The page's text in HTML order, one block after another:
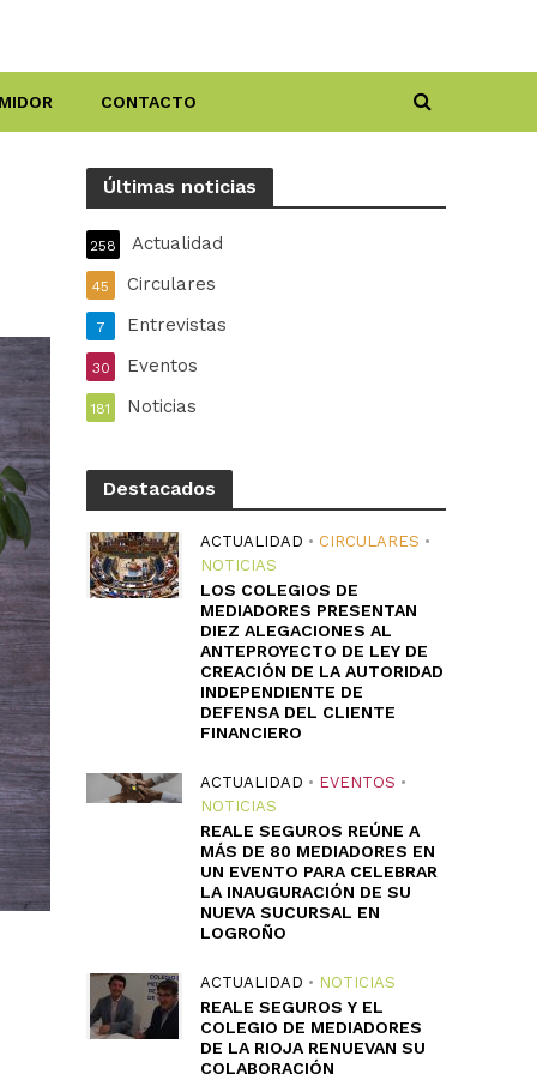
CONTACTO
Últimas noticias
Actualidad
258
Circulares
45
Entrevistas
7
Eventos
30
Noticias
181
Destacados
ACTUALIDAD • CIRCULARES •
NOTICIAS
LOS COLEGIOS DE
MEDIADORES PRESENTAN
DIEZ ALEGACIONES AL
ANTEPROYECTO DE LEY DE
CREACIÓN DE LA AUTORIDAD
INDEPENDIENTE DE
DEFENSA DEL CLIENTE
FINANCIERO
ACTUALIDAD • EVENTOS •
NOTICIAS
REALE SEGUROS REÚNE A
MÁS DE 80 MEDIADORES EN
UN EVENTO PARA CELEBRAR
LA INAUGURACIÓN DE SU
NUEVA SUCURSAL EN
LOGROÑO
ACTUALIDAD • NOTICIAS
REALE SEGUROS Y EL
COLEGIO DE MEDIADORES
DE LA RIOJA RENUEVAN SU
COLABORACIÓN